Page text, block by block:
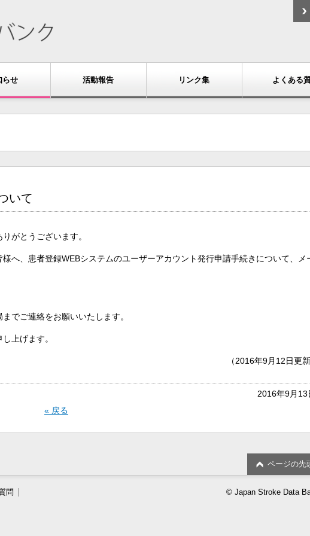
らせ 活動報告 リンク集 よくある
いて
がとうございます。
へ、患者登録WEBシステムのユーザーアカウント発行申請手続きについて、メ
でご連絡をお願いいたします。
上げます。
（2016年9月12日更新
2016年9月13
« 戻る
ページの先
問 © Japan Stroke Data